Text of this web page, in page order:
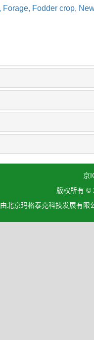
Forage, Fodder crop,
京
版权所有 ©
北京玛格泰克科技发展有